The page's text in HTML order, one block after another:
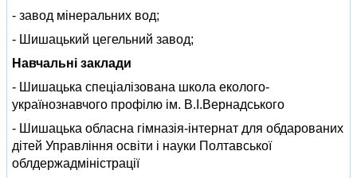
- завод мінеральних вод;
- Шишацький цегельний завод;
Навчальні заклади
- Шишацька спеціалізована школа еколого-
українознавчого профілю ім. В.І.Вернадського
- Шишацька обласна гімназія-інтернат для обдарованих
дітей Управління освіти і науки Полтавської
облдержадміністрації